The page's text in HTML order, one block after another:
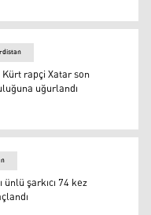
dengbêj
uğurlandı
rapçi Xatar son
uğurlandı
ünlü şarkıcı 74 kez